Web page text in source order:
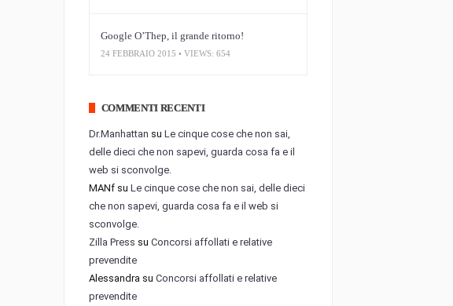
Google O’Thep, il grande ritorno!
24 FEBBRAIO 2015 • VIEWS: 654
COMMENTI RECENTI
Dr.Manhattan su Le cinque cose che non sai,
delle dieci che non sapevi, guarda cosa fa e il
web si sconvolge.
MANfsu Le cinque cose che non sai, delle dieci
che non sapevi, guarda cosa fa e il web si
sconvolge.
Zilla Press su Concorsi affollati e relative
prevendite
Alessandrasu Concorsi affollati e relative
prevendite